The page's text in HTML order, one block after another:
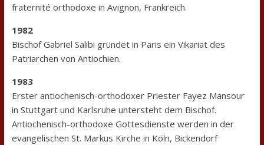
fraternité orthodoxe in Avignon, Frankreich.
1982
Bischof Gabriel Salibi gründet in Paris ein Vikariat des
Patriarchen von Antiochien.
1983
Erster antiochenisch-orthodoxer Priester Fayez Mansour
in Stuttgart und Karlsruhe untersteht dem Bischof.
Antiochenisch-orthodoxe Gottesdienste werden in der
evangelischen St. Markus Kirche in Köln, Bickendorf